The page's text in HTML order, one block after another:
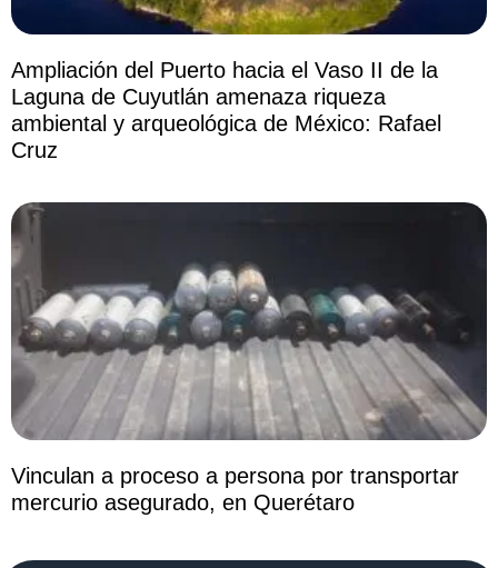
Ampliación del Puerto hacia el Vaso II de la
Laguna de Cuyutlán amenaza riqueza
ambiental y arqueológica de México: Rafael
Cruz
Vinculan a proceso a persona por transportar
mercurio asegurado, en Querétaro